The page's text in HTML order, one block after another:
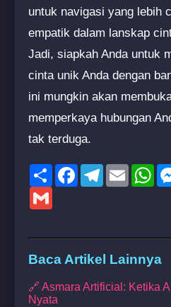
untuk navigasi yang lebih
empatik dalam lanskap
Jadi, siapkah Anda untuk
cinta unik Anda dengan
ini mungkin akan
memperkaya hubungan
tak terduga.
ShareFacebookTelegram
Email
Baca Artikel Lainnya
🔗 Asmara Artificial: Ketika
Nyata